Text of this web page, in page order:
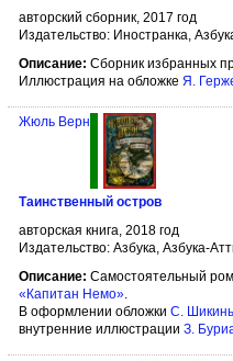
авторский сборник, 2017 год
Издательство: Иностранка,
Описание: Сборник избранных
Иллюстрация на обложке Я.
Жюль Верн
Таинственный остров
авторская книга, 2018 год
Издательство: Азбука, Азбука-
Описание: Самостоятельный
«Капитан Немо»
В оформлении обложки С.
внутренние иллюстрации З.